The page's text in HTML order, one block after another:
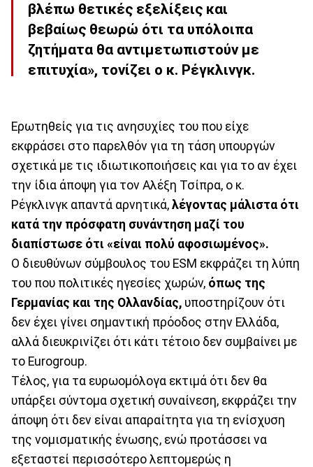
βλέπω θετικές εξελίξεις και
βεβαίως θεωρώ ότι τα υπόλοιπα
ζητήματα θα αντιμετωπιστούν με
επιτυχία», τονίζει ο κ. Ρέγκλινγκ.
Ερωτηθείς για τις ανησυχίες του που είχε
εκφράσει στο παρελθόν για τη τάση υπουργών
σχετικά με τις ιδιωτικοποιήσεις και για το αν έχει
την ίδια άποψη για τον Αλέξη Τσίπρα, ο κ.
Ρέγκλινγκ απαντά αρνητικά, λέγοντας μάλιστα ότι
κατά την πρόσφατη συνάντηση μαζί του
διαπίστωσε ότι «είναι πολύ αφοσιωμένος».
Ο διευθύνων σύμβουλος του ESM εκφράζει τη λύπη
του που πολιτικές ηγεσίες χωρών, όπως της
Γερμανίας και της Ολλανδίας, υποστηρίζουν ότι
δεν έχει γίνει σημαντική πρόοδος στην Ελλάδα,
αλλά διευκρινίζει ότι κάτι τέτοιο δεν συμβαίνει με
το Eurogroup.
Τέλος, για τα ευρωομόλογα εκτιμά ότι δεν θα
υπάρξει σύντομα σχετική συναίνεση, εκφράζει την
άποψη ότι δεν είναι απαραίτητα για τη ενίσχυση
της νομισματικής ένωσης, ενώ προτάσσει να
εξεταστεί περισσότερο λεπτομερώς η